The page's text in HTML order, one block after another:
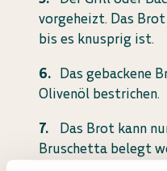
vorgeheizt. Das
bis es knusprig ist.
Das gebackene
Olivenöl bestrichen.
Das Brot kann
Bruschetta belegt